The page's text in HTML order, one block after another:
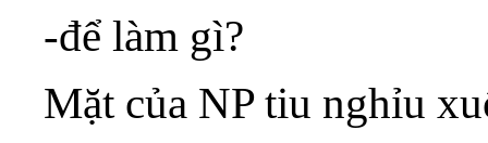
-để làm gì?
Mặt của NP tiu nghỉu